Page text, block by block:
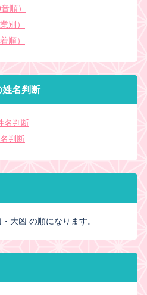
順）
別）
順）
姓名判断
名判断
判断
大凶 の順になります。